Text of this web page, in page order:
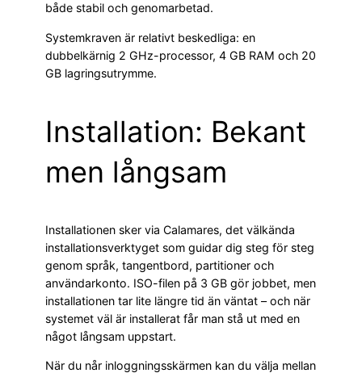
både stabil och genomarbetad.
Systemkraven är relativt beskedliga: en
dubbelkärnig 2 GHz-processor, 4 GB RAM och 20
GB lagringsutrymme.
Installation: Bekant
men långsam
Installationen sker via Calamares, det välkända
installationsverktyget som guidar dig steg för steg
genom språk, tangentbord, partitioner och
användarkonto. ISO-filen på 3 GB gör jobbet, men
installationen tar lite längre tid än väntat – och när
systemet väl är installerat får man stå ut med en
något långsam uppstart.
När du når inloggningsskärmen kan du välja mellan